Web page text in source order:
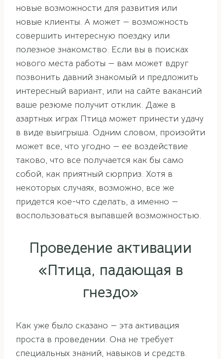
новые возможности для развития или
новые клиенты. А может — возможность
совершить интересную поездку или
полезное знакомство. Если вы в поисках
нового места работы — вам может вдруг
позвонить давний знакомый и предложить
интересный вариант, или на сайте вакансий
ваше резюме получит отклик. Даже в
азартных играх Птица может принести удачу
в виде выигрыша. Одним словом, произойти
может все, что угодно — ее воздействие
таково, что все получается как бы само
собой, как приятный сюрприз. Хотя в
некоторых случаях, возможно, все же
придется кое-что сделать, а именно —
воспользоваться выпавшей возможностью.
Проведение активации
«Птица, падающая в
гнездо»
Как уже было сказано — эта активация
проста в проведении. Она не требует
специальных знаний, навыков и средств.